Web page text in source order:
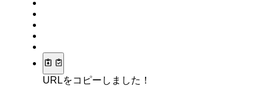
URLをコピーしました！